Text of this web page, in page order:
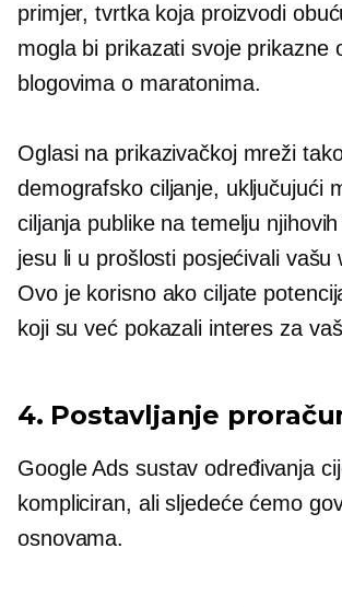
primjer, tvrtka koja proizvodi
mogla bi prikazati svoje prikazne
blogovima o maratonima.
Oglasi na prikazivačkoj mreži
demografsko ciljanje, uključujući
ciljanja publike na temelju
jesu li u prošlosti posjećivali vašu
Ovo je korisno ako ciljate
koji su već pokazali interes za
4. Postavljanje
Google Ads sustav određivanja
kompliciran, ali sljedeće ćemo
osnovama.